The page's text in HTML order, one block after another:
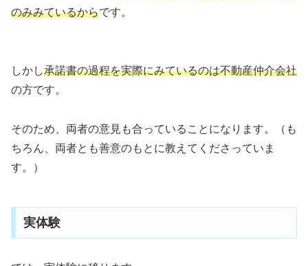
のみみているからです。
しかし承諾書の過程を実際にみているのは不動産仲介会社
の方です。
そのため、両者の意見も合っていることになります。（も
ちろん、両者とも善意のもとに教えてくださっていま
す。）
実体験